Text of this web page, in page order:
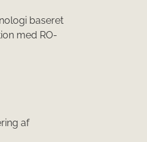
baseret
med RO-
af